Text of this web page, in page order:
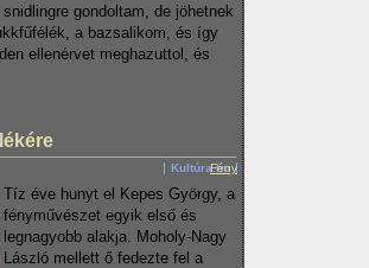
snidlingre gondoltam, de jöhetnek
a bazsalikom, és így
ellenérvet meghazuttol, és
Fény
Kultúra.hu
Tíz éve hunyt el Kepes György, a
fényművészet egyik első és
legnagyobb alakja. Moholy-Nagy
László mellett ő fedezte fel a